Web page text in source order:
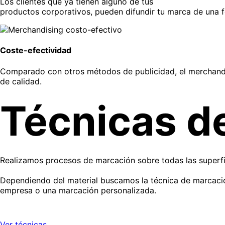
productos corporativos, pueden difundir tu marca de
Coste-efectividad
Comparado con otros métodos de publicidad, el
de calidad.
Técnicas
Realizamos procesos de marcación sobre todas las
Dependiendo del material buscamos la técnica de
empresa o una marcación personalizada.